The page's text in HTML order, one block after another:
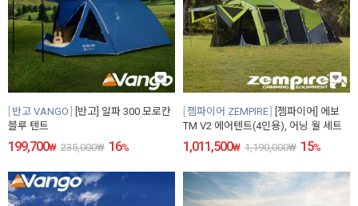
반고 VANGO
[반고] 알파 300 모로칸
블루 텐트
199,700₩ 235,000₩ 16%
젬파이어 ZEMPIRE
[젬파이어] 에보
TM V2 에어텐트(4인용), 어닝 월 세트
1,011,500₩ 1,190,000₩ 15%